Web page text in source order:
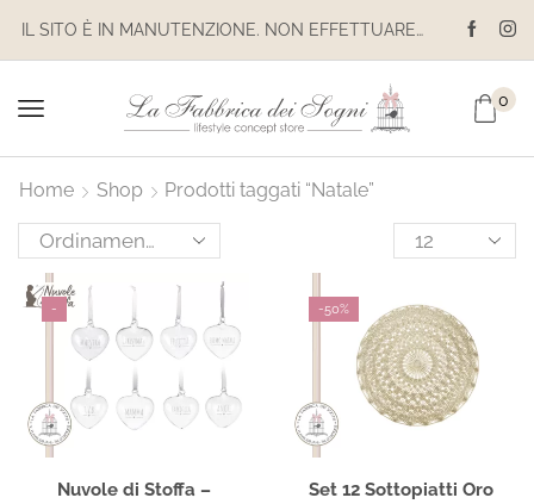
IL SITO È IN MANUTENZIONE. NON EFFETTUARE ACQUISTI. LE SPEDIZIONI SONO SOSPESE
0
Home Shop Prodotti taggati “Natale”
-
Nuvole di Stoffa –
-50%
Set 12 Sottopiatti Oro